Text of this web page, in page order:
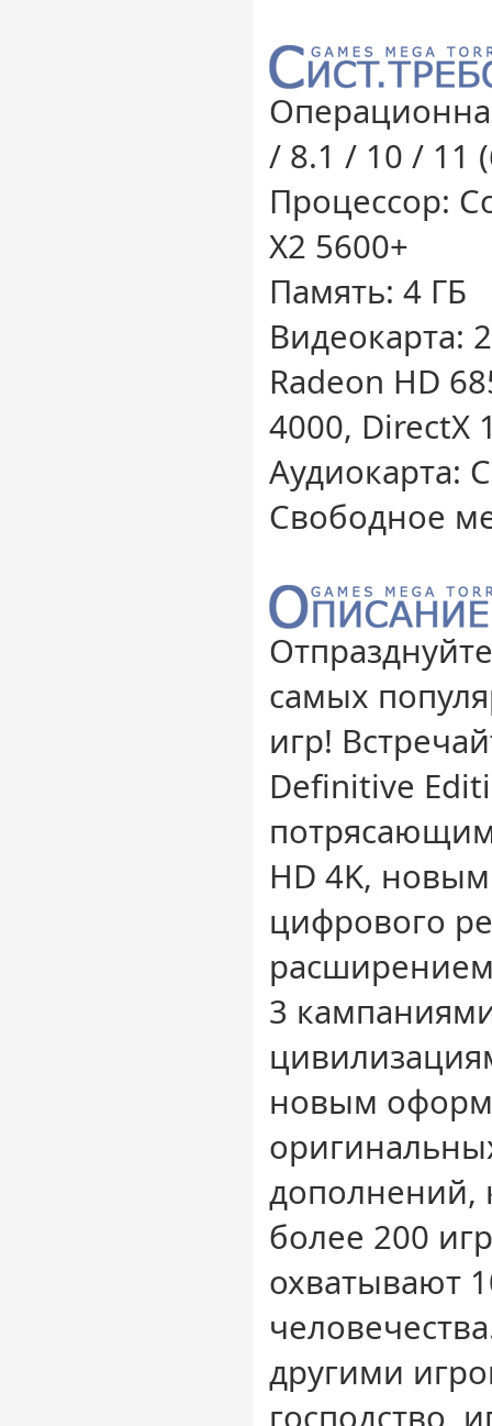
/ 8.1 / 10 / 11
Процессор:
X2 5600+
Память: 4 ГБ
Видеокарта:
Radeon HD
4000, DirectX
Аудиокарта:
Свободное
самых
игр!
Definitive
HD 4K,
цифрового
3
новым
дополнений,
более 200
охватывают
другими
господство,